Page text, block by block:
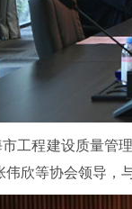
工程建设质量管
伟欣等协会领导，